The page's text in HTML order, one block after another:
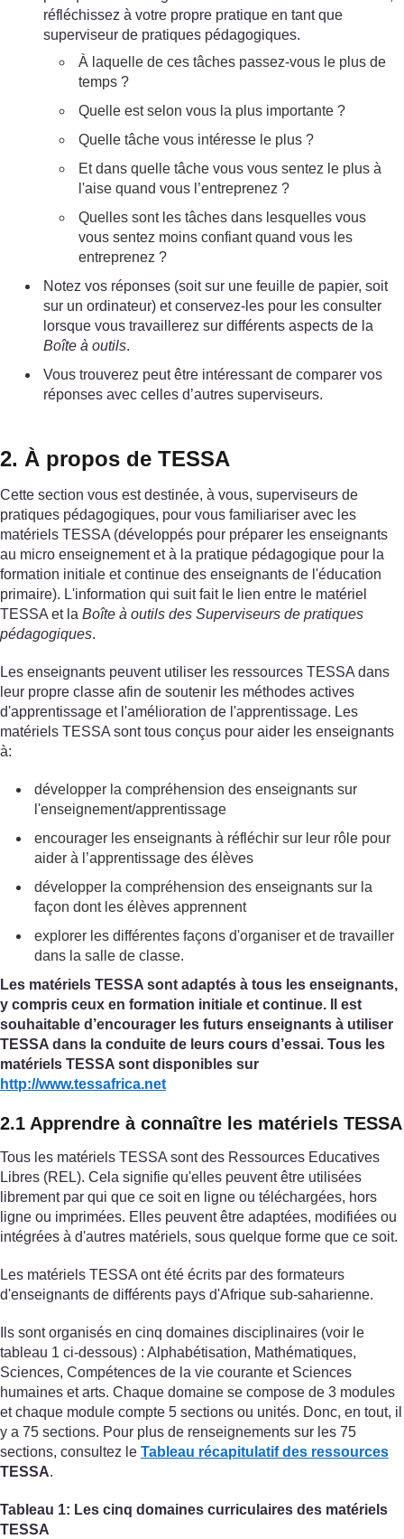
réfléchissez à votre propre pratique en tant que
superviseur de pratiques pédagogiques.
À laquelle de ces tâches passez-vous le plus de
temps ?
Quelle est selon vous la plus importante ?
Quelle tâche vous intéresse le plus ?
Et dans quelle tâche vous vous sentez le plus à
l'aise quand vous l’entreprenez ?
Quelles sont les tâches dans lesquelles vous
vous sentez moins confiant quand vous les
entreprenez ?
Notez vos réponses (soit sur une feuille de papier, soit
sur un ordinateur) et conservez-les pour les consulter
lorsque vous travaillerez sur différents aspects de la
Boîte à outils.
Vous trouverez peut être intéressant de comparer vos
réponses avec celles d’autres superviseurs.
2. À propos de TESSA
Cette section vous est destinée, à vous, superviseurs de
pratiques pédagogiques, pour vous familiariser avec les
matériels TESSA (développés pour préparer les enseignants
au micro enseignement et à la pratique pédagogique pour la
formation initiale et continue des enseignants de l'éducation
primaire). L'information qui suit fait le lien entre le matériel
TESSA et la Boîte à outils des Superviseurs de pratiques
pédagogiques.
Les enseignants peuvent utiliser les ressources TESSA dans
leur propre classe afin de soutenir les méthodes actives
d'apprentissage et l'amélioration de l'apprentissage. Les
matériels TESSA sont tous conçus pour aider les enseignants
à:
développer la compréhension des enseignants sur
l'enseignement/apprentissage
encourager les enseignants à réfléchir sur leur rôle pour
aider à l’apprentissage des élèves
développer la compréhension des enseignants sur la
façon dont les élèves apprennent
explorer les différentes façons d'organiser et de travailler
dans la salle de classe.
Les matériels TESSA sont adaptés à tous les enseignants,
y compris ceux en formation initiale et continue. Il est
souhaitable d’encourager les futurs enseignants à utiliser
TESSA dans la conduite de leurs cours d’essai. Tous les
matériels TESSA sont disponibles sur
http://www.tessafrica.net
2.1 Apprendre à connaître les matériels TESSA
Tous les matériels TESSA sont des Ressources Educatives
Libres (REL). Cela signifie qu'elles peuvent être utilisées
librement par qui que ce soit en ligne ou téléchargées, hors
ligne ou imprimées. Elles peuvent être adaptées, modifiées ou
intégrées à d'autres matériels, sous quelque forme que ce soit.
Les matériels TESSA ont été écrits par des formateurs
d'enseignants de différents pays d'Afrique sub-saharienne.
Ils sont organisés en cinq domaines disciplinaires (voir le
tableau 1 ci-dessous) : Alphabétisation, Mathématiques,
Sciences, Compétences de la vie courante et Sciences
humaines et arts. Chaque domaine se compose de 3 modules
et chaque module compte 5 sections ou unités. Donc, en tout, il
y a 75 sections. Pour plus de renseignements sur les 75
sections, consultez le Tableau récapitulatif des ressources
TESSA.
Tableau 1: Les cinq domaines curriculaires des matériels
TESSA